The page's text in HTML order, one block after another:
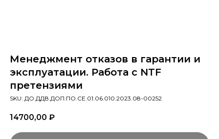
Менеджмент отказов в гарантии и
эксплуатации. Работа с NTF
претензиями
SKU: ДО.ДДВ.ДОП.ПО.СЕ.01.06.010.2023.08-00252
14700,00 ₽